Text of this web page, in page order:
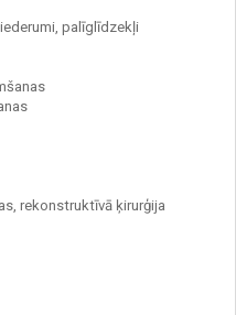
palīglīdzekļi
rekonstruktīvā ķirurģija